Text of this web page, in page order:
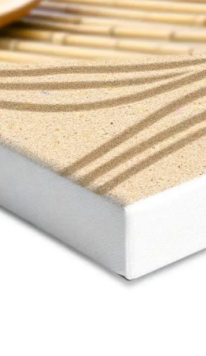
Scrivere
Stagioni